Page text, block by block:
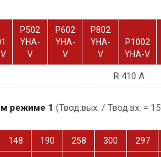
P502
YHA-
V
P602
YHA-
V
P802
YHA-
V
P1002
YHA-V
R 410 A
режиме 1 (Твод.вых. / Твод.вх. =
148 190 258 300 297